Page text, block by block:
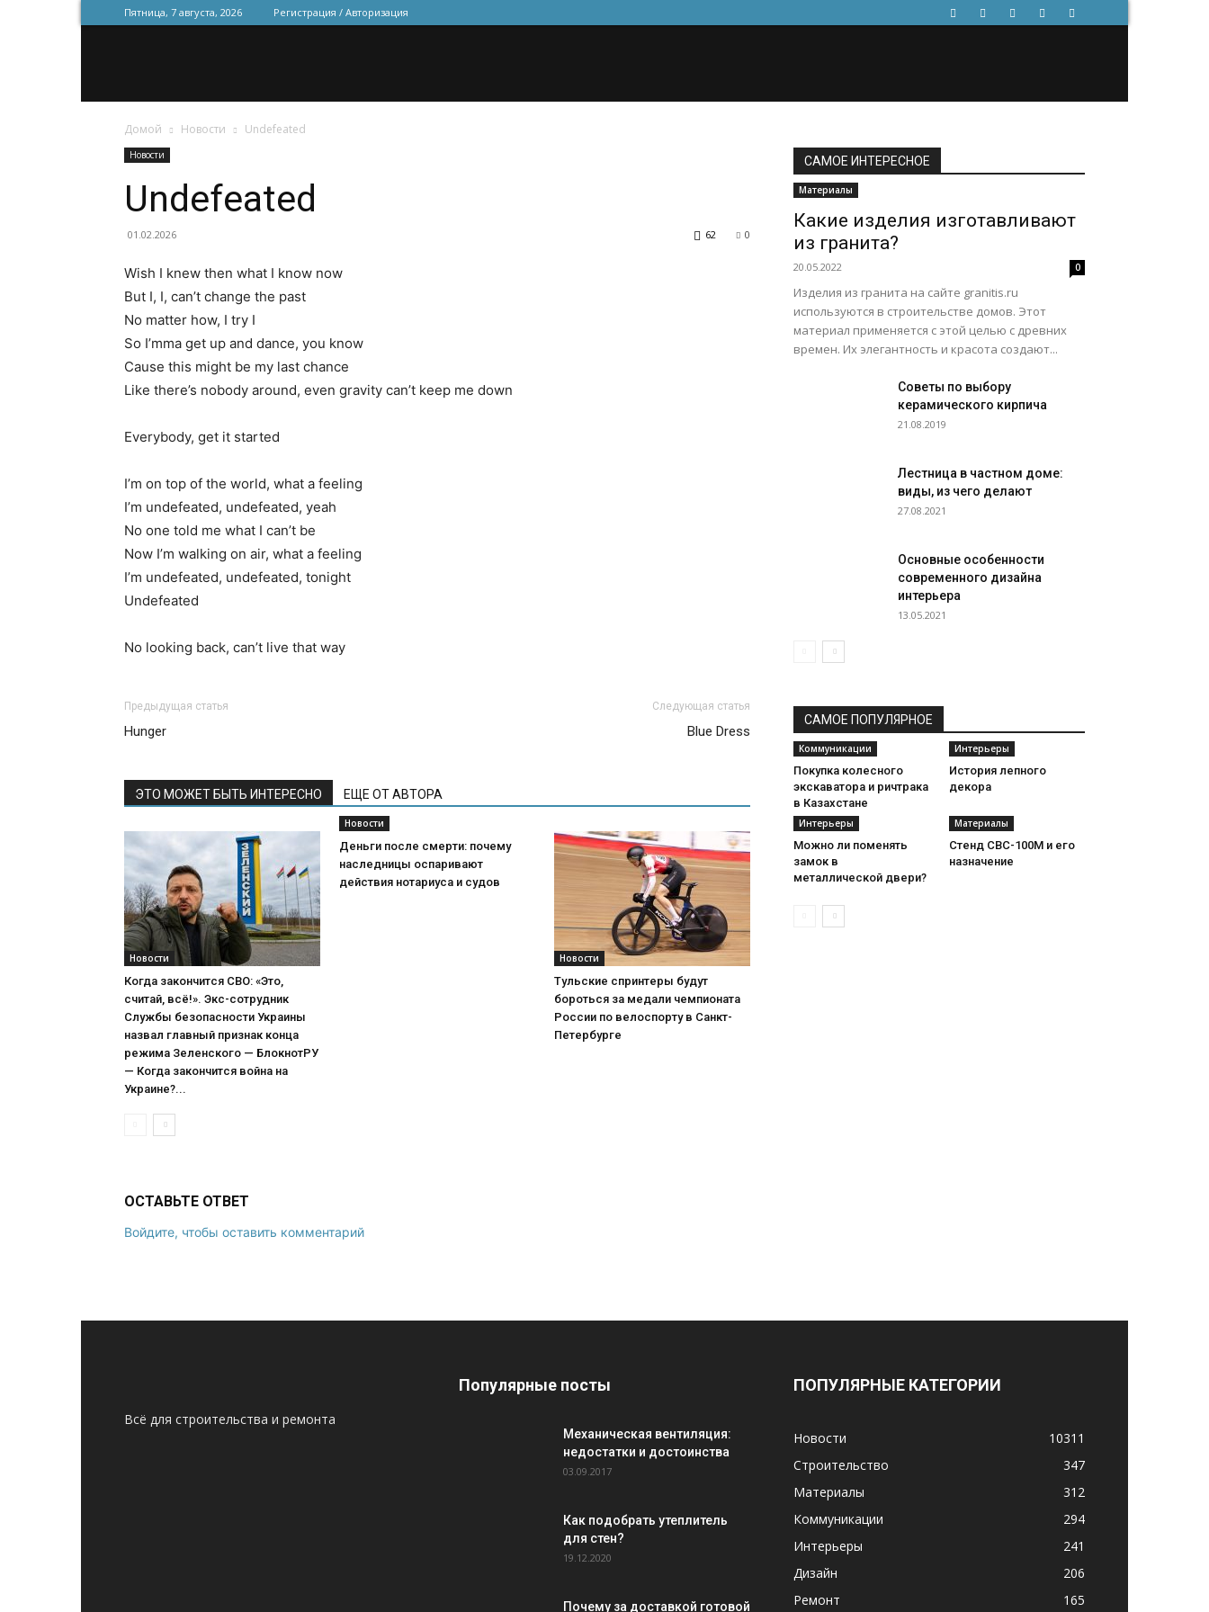
Пятница, 7 августа, 2026 Регистрация / Авторизация
Домой Новости Undefeated
Новости
Undefeated
01.02.2026 0
62
Wish I knew then what I know now
But I, I, can’t change the past
No matter how, I try I
So I’mma get up and dance, you know
Cause this might be my last chance
Like there’s nobody around, even gravity can’t keep me down
Everybody, get it started
I’m on top of the world, what a feeling
I’m undefeated, undefeated, yeah
No one told me what I can’t be
Now I’m walking on air, what a feeling
I’m undefeated, undefeated, tonight
Undefeated
No looking back, can’t live that way
Предыдущая статья
Hunger
Следующая статья
Blue Dress
ЭТО МОЖЕТ БЫТЬ ИНТЕРЕСНО ЕЩЕ ОТ АВТОРА
Новости
Когда закончится СВО: «Это,
считай, всё!». Экс-сотрудник
Службы безопасности Украины
назвал главный признак конца
режима Зеленского — БлокнотРУ
— Когда закончится война на
Украине?...
Новости
Деньги после смерти: почему
наследницы оспаривают
действия нотариуса и судов
Новости
Тульские спринтеры будут
бороться за медали чемпионата
России по велоспорту в Санкт-
Петербурге
ОСТАВЬТЕ ОТВЕТ
Войдите, чтобы оставить комментарий
САМОЕ ИНТЕРЕСНОЕ
Материалы
Какие изделия изготавливают
из гранита?
20.05.2022 0
Изделия из гранита на сайте granitis.ru
используются в строительстве домов. Этот
материал применяется с этой целью с древних
времен. Их элегантность и красота создают...
Советы по выбору
керамического кирпича
21.08.2019
Лестница в частном доме:
виды, из чего делают
27.08.2021
Основные особенности
современного дизайна
интерьера
13.05.2021
САМОЕ ПОПУЛЯРНОЕ
Коммуникации
Покупка колесного
экскаватора и ричтрака
в Казахстане
Интерьеры
История лепного
декора
Интерьеры
Можно ли поменять
замок в
металлической двери?
Материалы
Стенд СВС-100М и его
назначение
Всё для строительства и ремонта
Популярные посты
Механическая вентиляция:
недостатки и достоинства
03.09.2017
Как подобрать утеплитель
для стен?
19.12.2020
Почему за доставкой готовой
ПОПУЛЯРНЫЕ КАТЕГОРИИ
Новости
10311
Строительство
347
Материалы
312
Коммуникации
294
Интерьеры
241
Дизайн
206
Ремонт
165